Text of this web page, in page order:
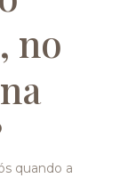
no
quando a